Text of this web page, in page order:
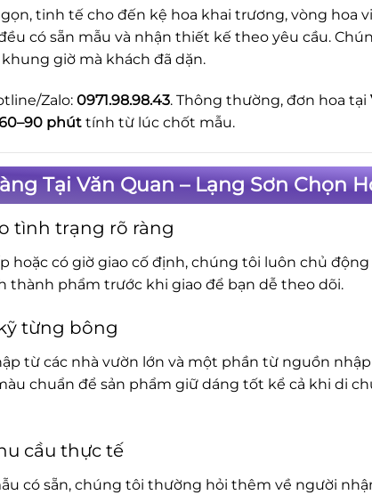
tinh tế cho đến kệ hoa khai trương, vòng hoa
có sẵn mẫu và nhận thiết kế theo yêu cầu.
giờ mà khách đã dặn.
Zalo: 0971.98.98.43. Thông thường, đơn hoa tại
phút tính từ lúc chốt mẫu.
Tại Văn Quan – Lạng Sơn Chọn
tình trạng rõ ràng
hoặc có giờ giao cố định, chúng tôi luôn chủ
thành phẩm trước khi giao để bạn dễ theo dõi.
từng bông
từ các nhà vườn lớn và một phần từ nguồn
chuẩn để sản phẩm giữ dáng tốt kể cả khi di
cầu thực tế
có sẵn, chúng tôi thường hỏi thêm về người